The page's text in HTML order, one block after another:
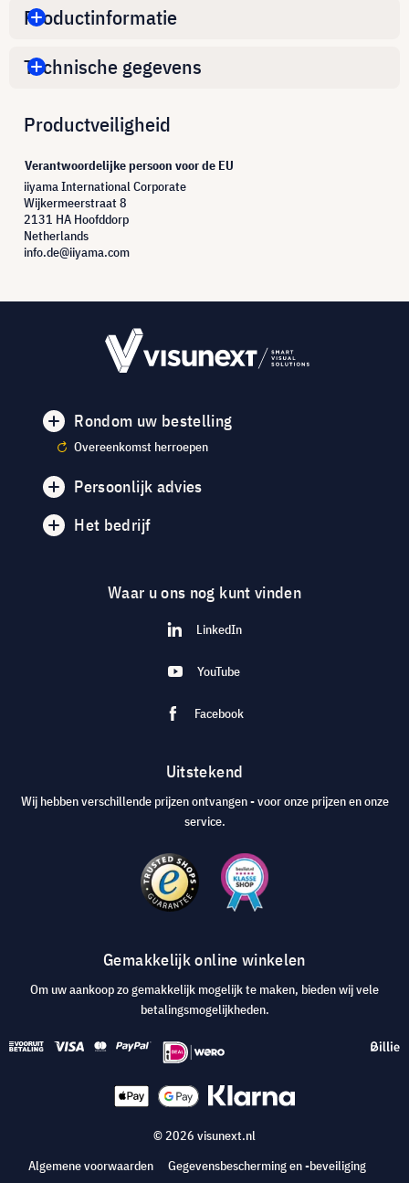
Productinformatie
Technische gegevens
Productveiligheid
Verantwoordelijke persoon voor de EU
iiyama International Corporate
Wijkermeerstraat 8
2131 HA Hoofddorp
Netherlands
info.de@iiyama.com
Rondom uw bestelling
Overeenkomst herroepen
Persoonlijk advies
Het bedrijf
Waar u ons nog kunt vinden
LinkedIn
YouTube
Facebook
Uitstekend
Wij hebben verschillende prijzen ontvangen - voor onze prijzen en onze
service.
Gemakkelijk online winkelen
Om uw aankoop zo gemakkelijk mogelijk te maken, bieden wij vele
betalingsmogelijkheden.
© 2026 visunext.nl
Algemene voorwaarden
Gegevensbescherming en -beveiliging